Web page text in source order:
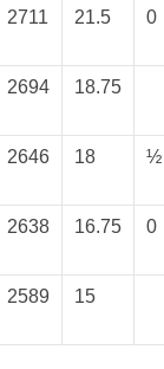
2711 21.5 0
2694 18.75
2646 18 ½
2638 16.75 0
2589 15